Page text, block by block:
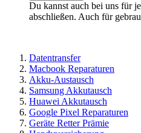
Du kannst auch bei uns für
abschließen. Auch für
Datentransfer
Macbook Reparaturen
Akku-Austausch
Samsung Akkutausch
Huawei Akkutausch
Google Pixel Reparaturen
Geräte Retter Prämie